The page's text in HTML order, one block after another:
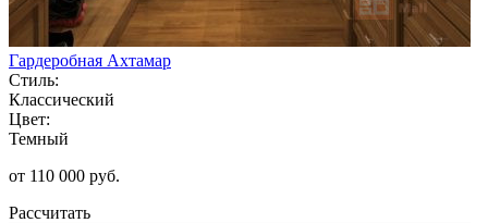
Гардеробная Ахтамар
Стиль:
Классический
Цвет:
Темный
от 110 000 руб.
Рассчитать